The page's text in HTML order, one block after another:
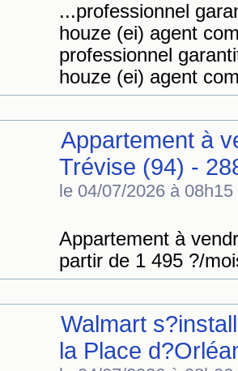
...professionnel
houze (ei) agent
professionnel
houze (ei) agent
Appartement à
Trévise (94) -
le 04/07/2026 à 08h15
Appartement à
partir de 1 495 ?/
Walmart
la Place